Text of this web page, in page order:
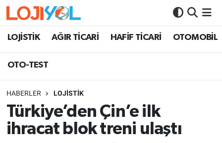
LOJİSTİK AĞIR TİCARİ HAFİF TİCARİ OTOMOBİL
OTO-TEST
HABERLER LOJİSTİK
Türkiye’den Çin’e ilk
ihracat blok treni ulaştı
OTO-TEST